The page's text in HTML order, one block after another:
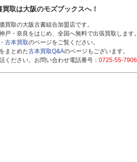
取は大阪のモズブックスへ！
買取の大阪古書組合加盟店です。
戸・奈良をはじめ、全国へ無料で出張買取します。
古本買取のページをご覧ください。
まとめた古本買取Q&Aのページもございます。
ください。お問い合わせ電話番号： 0725-55-7906